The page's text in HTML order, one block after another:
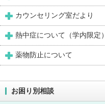
カウンセリング室だより
熱中症について（学内限定）
薬物防止について
お困り別相談